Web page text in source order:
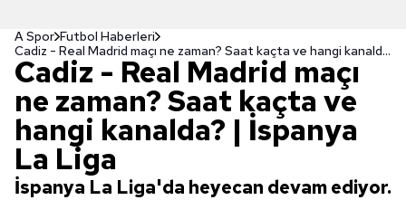
A Spor Futbol Haberleri
Cadiz - Real Madrid maçı ne zaman? Saat kaçta ve hangi kanalda? | İspanya La Liga
Cadiz - Real Madrid maçı
ne zaman? Saat kaçta ve
hangi kanalda? | İspanya
La Liga
İspanya La Liga'da heyecan devam ediyor.